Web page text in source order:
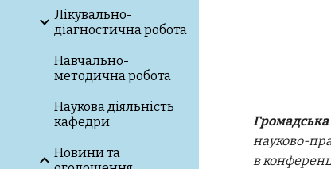
Лікувально-
діагностична робота
Навчально-
методична робота
Наукова діяльність
кафедри
Новини та
науково-
в